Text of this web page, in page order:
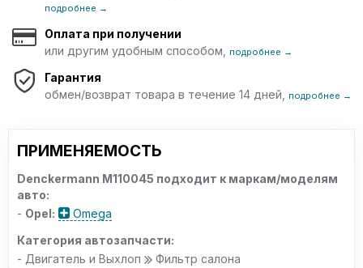
подробнее →
Оплата при получении
или другим удобным способом,
подробнее →
Гарантия
обмен/возврат товара в течение 14 дней,
подробнее →
ПРИМЕНЯЕМОСТЬ
Denckermann M110045 подходит к маркам/моделям
авто:
- Opel:
Omega
Категория автозапчасти:
- Двигатель и Выхлоп
Фильтр салона